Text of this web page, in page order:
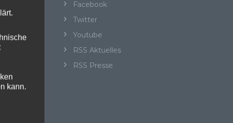
Facebook
Twitter
Youtube
RSS Aktuelles
RSS Presse
kann.